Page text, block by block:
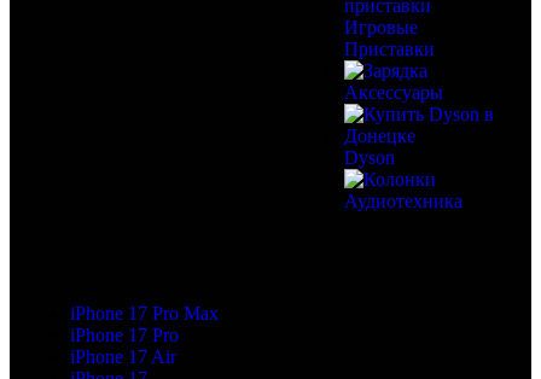
Игровые
Приставки
Аксессуары
Dyson
Аудиотехника
iPhone 17 Pro Max
iPhone 17 Pro
iPhone 17 Air